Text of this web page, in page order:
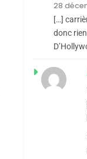
6
28
[…]
donc